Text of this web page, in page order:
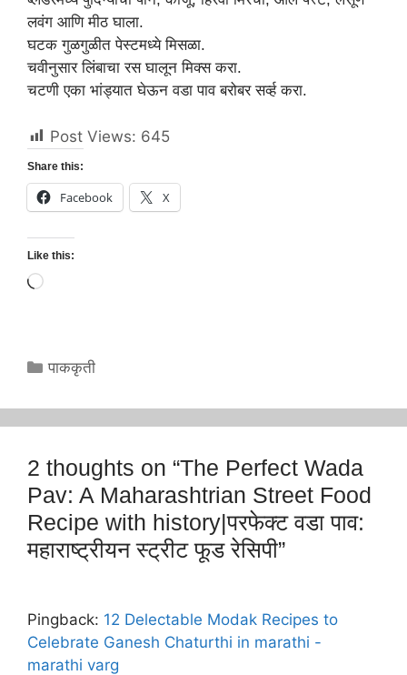
लवंग आणि मीठ घाला.
घटक गुळगुळीत पेस्टमध्ये मिसळा.
चवीनुसार लिंबाचा रस घालून मिक्स करा.
चटणी एका भांड्यात घेऊन वडा पाव बरोबर सर्व्ह करा.
Post Views: 645
Share this:
Facebook X
Like this:
Loading…
Categories
पाककृती
2 thoughts on “The Perfect Wada
Pav: A Maharashtrian Street Food
Recipe with history|परफेक्ट वडा पाव:
महाराष्ट्रीयन स्ट्रीट फूड रेसिपी”
Pingback: 12 Delectable Modak Recipes to
Celebrate Ganesh Chaturthi in marathi -
marathi varg